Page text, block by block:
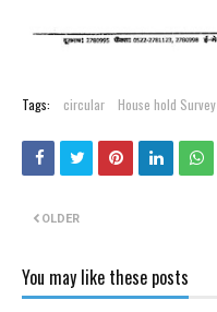
Tags: circular House hold Survey
OLDER
You may like these posts